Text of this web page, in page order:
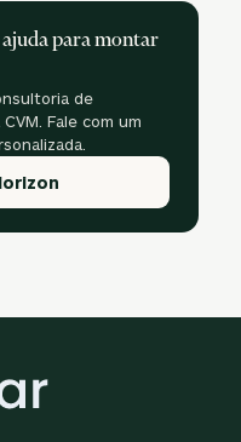
para montar
de
Fale com um